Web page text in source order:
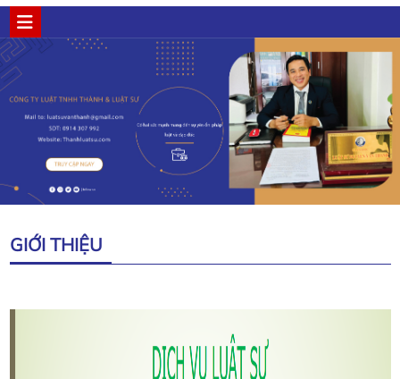
GIỚI THIỆU